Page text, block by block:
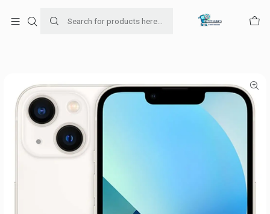
+56954787534